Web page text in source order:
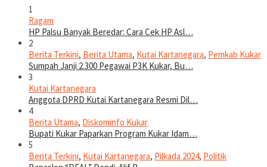
1
Ragam
HP Palsu Banyak Beredar: Cara Cek HP Asl…
2
Berita Terkini, Berita Utama, Kutai Kartanegara, Pemkab Kukar
Sumpah Janji 2.300 Pegawai P3K Kukar, Bu…
3
Kutai Kartanegara
Anggota DPRD Kutai Kartanegara Resmi Dil…
4
Berita Utama, Diskominfo Kukar
Bupati Kukar Paparkan Program Kukar Idam…
5
Berita Terkini, Kutai Kartanegara, Pilkada 2024, Politik